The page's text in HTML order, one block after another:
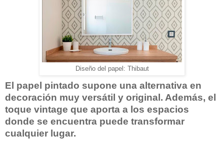
Diseño del papel: Thibaut
El papel pintado supone una alternativa en
decoración muy versátil y original. Además, el
toque vintage que aporta a los espacios
donde se encuentra puede transformar
cualquier lugar.